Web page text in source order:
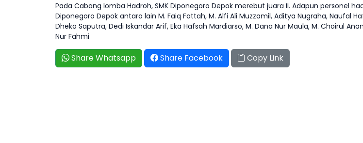
Pada Cabang lomba Hadroh, SMK Diponegoro Depok merebut juara II. Adapun personel
Diponegoro Depok antara lain M. Faiq Fattah, M. Alfi Ali Muzzamil, Aditya Nugraha, Naufal
Dheka Saputra, Dedi Iskandar Arif, Eka Hafsah Mardiarso, M. Dana Nur Maula, M. Choirul
Nur Fahmi
Share Whatsapp Share Facebook Copy Link